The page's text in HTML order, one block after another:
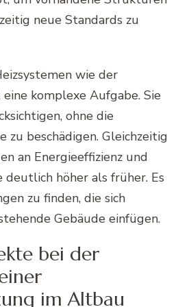
neue Standards zu
wie der
komplexe Aufgabe. Sie
ohne die
zu beschädigen. Gleichzeitig
an Energieeffizienz und
höher als früher. Es
zu finden, die sich
Gebäude einfügen.
bei der
im Altbau